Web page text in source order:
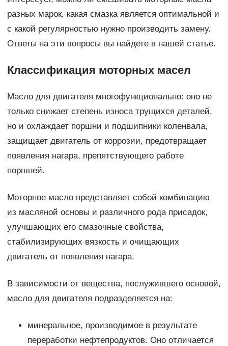
разных марок, какая смазка является оптимальной и
с какой регулярностью нужно производить замену.
Ответы на эти вопросы вы найдете в нашей статье.
Классификация моторных масел
Масло для двигателя многофункционально: оно не
только снижает степень износа трущихся деталей,
но и охлаждает поршни и подшипники коленвала,
защищает двигатель от коррозии, предотвращает
появления нагара, препятствующего работе
поршней.
Моторное масло представляет собой комбинацию
из масляной основы и различного рода присадок,
улучшающих его смазочные свойства,
стабилизирующих вязкость и очищающих
двигатель от появления нагара.
В зависимости от вещества, послужившего основой,
масло для двигателя подразделяется на:
минеральное, производимое в результате
переработки нефтепродуктов. Оно отличается